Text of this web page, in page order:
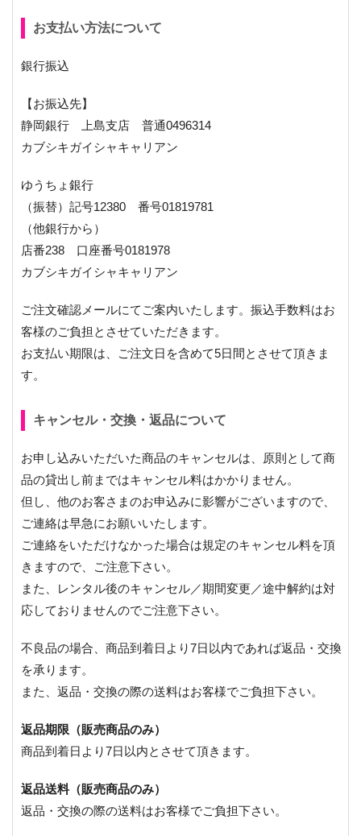
お支払い方法について
銀行振込
【お振込先】
静岡銀行 上島支店 普通0496314
カブシキガイシャキャリアン
ゆうちょ銀行
（振替）記号12380 番号01819781
（他銀行から）
店番238 口座番号0181978
カブシキガイシャキャリアン
ご注文確認メールにてご案内いたします。振込手数料はお
客様のご負担とさせていただきます。
お支払い期限は、ご注文日を含めて5日間とさせて頂きま
す。
キャンセル・交換・返品について
お申し込みいただいた商品のキャンセルは、原則として商
品の貸出し前まではキャンセル料はかかりません。
但し、他のお客さまのお申込みに影響がございますので、
ご連絡は早急にお願いいたします。
ご連絡をいただけなかった場合は規定のキャンセル料を頂
きますので、ご注意下さい。
また、レンタル後のキャンセル／期間変更／途中解約は対
応しておりませんのでご注意下さい。
不良品の場合、商品到着日より7日以内であれば返品・交換
を承ります。
また、返品・交換の際の送料はお客様でご負担下さい。
返品期限（販売商品のみ）
商品到着日より7日以内とさせて頂きます。
返品送料（販売商品のみ）
返品・交換の際の送料はお客様でご負担下さい。